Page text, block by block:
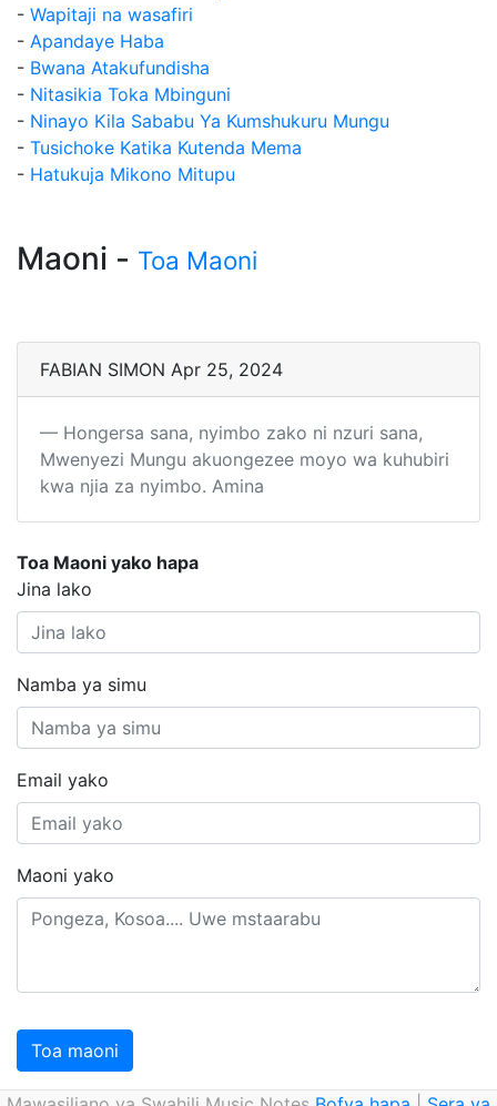
- Wapitaji na wasafiri
- Apandaye Haba
- Bwana Atakufundisha
- Nitasikia Toka Mbinguni
- Ninayo Kila Sababu Ya Kumshukuru Mungu
- Tusichoke Katika Kutenda Mema
- Hatukuja Mikono Mitupu
Maoni - Toa Maoni
FABIAN SIMON Apr 25, 2024
Hongersa sana, nyimbo zako ni nzuri sana,
Mwenyezi Mungu akuongezee moyo wa kuhubiri
kwa njia za nyimbo. Amina
Toa Maoni yako hapa
Jina lako
Namba ya simu
Email yako
Maoni yako
Toa maoni